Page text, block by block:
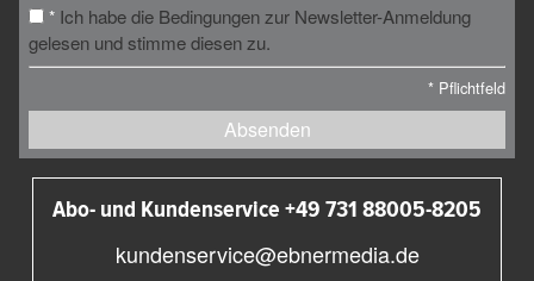
* Ich habe die Bedingungen zur Newsletter-Anmeldung
gelesen und stimme diesen zu.
* Pflichtfeld
Absenden
Abo- und Kundenservice +49 731 88005-8205
kundenservice@ebnermedia.de